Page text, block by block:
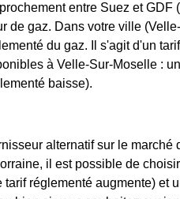
entre Suez et GDF
de gaz. Dans votre ville
du gaz. Il s'agit d'un
à Velle-Sur-Moselle :
baisse).
alternatif sur le marché
il est possible de
réglementé augmente) et